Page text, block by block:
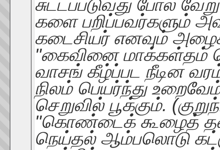
சுட்டப்படுவது போல
களை பறிப்பவர்களும்
கடைசியர் எனவும்
"கைவினை மாக்கள்தம்
வாசங் கீழ்ப்பட நீடின
நிலம் பெயர்ந்து
செறுவில் பூக்கும்.
"கொண்டைக் கூழைத்
நெய்தல் ஆம்பலொடு